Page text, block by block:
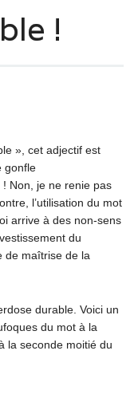
!
», cet adjectif est
gonfle
Non, je ne renie pas
l’utilisation du mot
arrive à des non-sens
du
de maîtrise de la
durable. Voici un
du mot à la
la seconde moitié du